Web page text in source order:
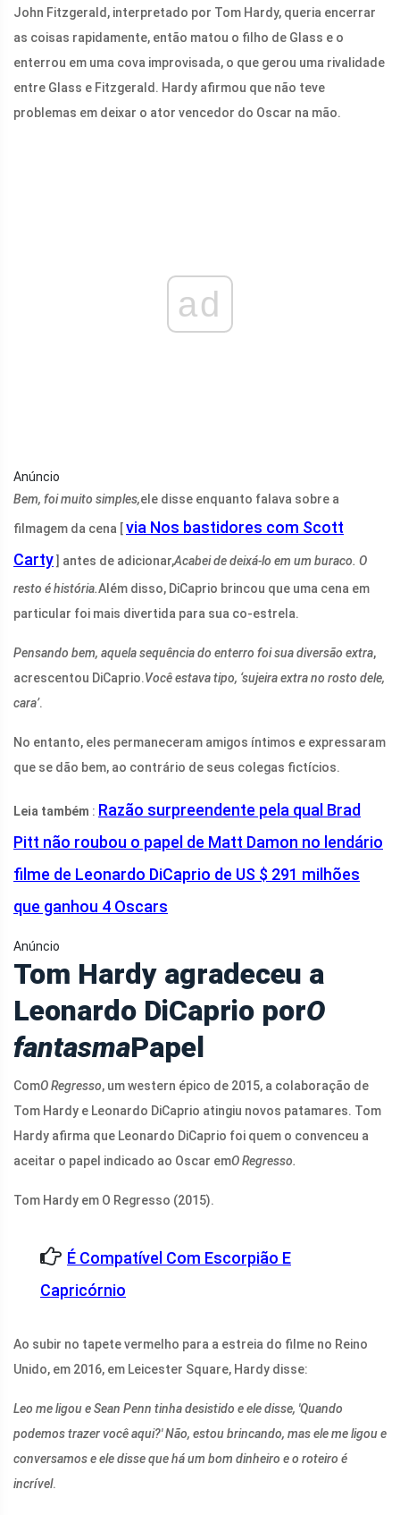
John Fitzgerald, interpretado por Tom Hardy, queria encerrar
as coisas rapidamente, então matou o filho de Glass e o
enterrou em uma cova improvisada, o que gerou uma rivalidade
entre Glass e Fitzgerald. Hardy afirmou que não teve
problemas em deixar o ator vencedor do Oscar na mão.
ad
Anúncio
Bem, foi muito simples,ele disse enquanto falava sobre a
filmagem da cena [via Nos bastidores com Scott
Carty] antes de adicionar,Acabei de deixá-lo em um buraco. O
resto é história.Além disso, DiCaprio brincou que uma cena em
particular foi mais divertida para sua co-estrela.
Pensando bem, aquela sequência do enterro foi sua diversão extra,
acrescentou DiCaprio.Você estava tipo, ‘sujeira extra no rosto dele,
cara’.
No entanto, eles permaneceram amigos íntimos e expressaram
que se dão bem, ao contrário de seus colegas fictícios.
Leia também : Razão surpreendente pela qual Brad
Pitt não roubou o papel de Matt Damon no lendário
filme de Leonardo DiCaprio de US $ 291 milhões
que ganhou 4 Oscars
Anúncio
Tom Hardy agradeceu a
Leonardo DiCaprio porO
fantasmaPapel
ComO Regresso, um western épico de 2015, a colaboração de
Tom Hardy e Leonardo DiCaprio atingiu novos patamares. Tom
Hardy afirma que Leonardo DiCaprio foi quem o convenceu a
aceitar o papel indicado ao Oscar emO Regresso.
Tom Hardy em O Regresso (2015).
É Compatível Com Escorpião E
Capricórnio
Ao subir no tapete vermelho para a estreia do filme no Reino
Unido, em 2016, em Leicester Square, Hardy disse:
Leo me ligou e Sean Penn tinha desistido e ele disse, 'Quando
podemos trazer você aqui?' Não, estou brincando, mas ele me ligou e
conversamos e ele disse que há um bom dinheiro e o roteiro é
incrível.